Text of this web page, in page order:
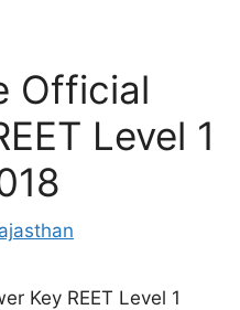
Official
Level 1
Key REET Level 1